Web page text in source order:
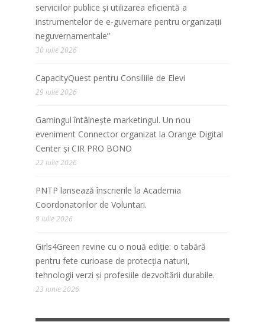
serviciilor publice și utilizarea eficientă a
instrumentelor de e-guvernare pentru organizații
neguvernamentale”
30 iulie 2026
CapacityQuest pentru Consiliile de Elevi
29 iulie 2026
Gamingul întâlnește marketingul. Un nou
eveniment Connector organizat la Orange Digital
Center și CIR PRO BONO
22 iulie 2026
PNTP lansează înscrierile la Academia
Coordonatorilor de Voluntari.
9 iulie 2026
Girls4Green revine cu o nouă ediție: o tabără
pentru fete curioase de protecția naturii,
tehnologii verzi și profesiile dezvoltării durabile.
23 iunie 2026